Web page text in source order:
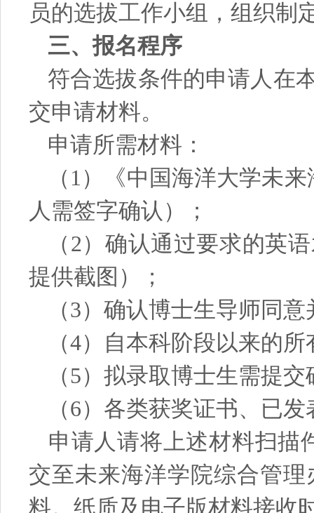
员的选拔工作小组，组织制
三、报名程序
符合选拔条件的申请人在
交申请材料。
申请所需材料：
（ 1）《中国海洋大学未
人需签字确认）；
（ 2）确认通过要求的英
提供截图）；
（3）确认博士生导师同
（4）自本科阶段以来的所
（ 5）拟录取博士生需提
（6）各类获奖证书、已
申请人请将上述材料扫描
交至未来海洋学院综合管
料。纸质及电子版材料接收